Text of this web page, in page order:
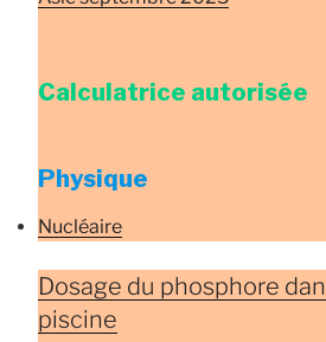
Calculatrice autorisée
Physique
Nucléaire
Dosage du phosphore
piscine